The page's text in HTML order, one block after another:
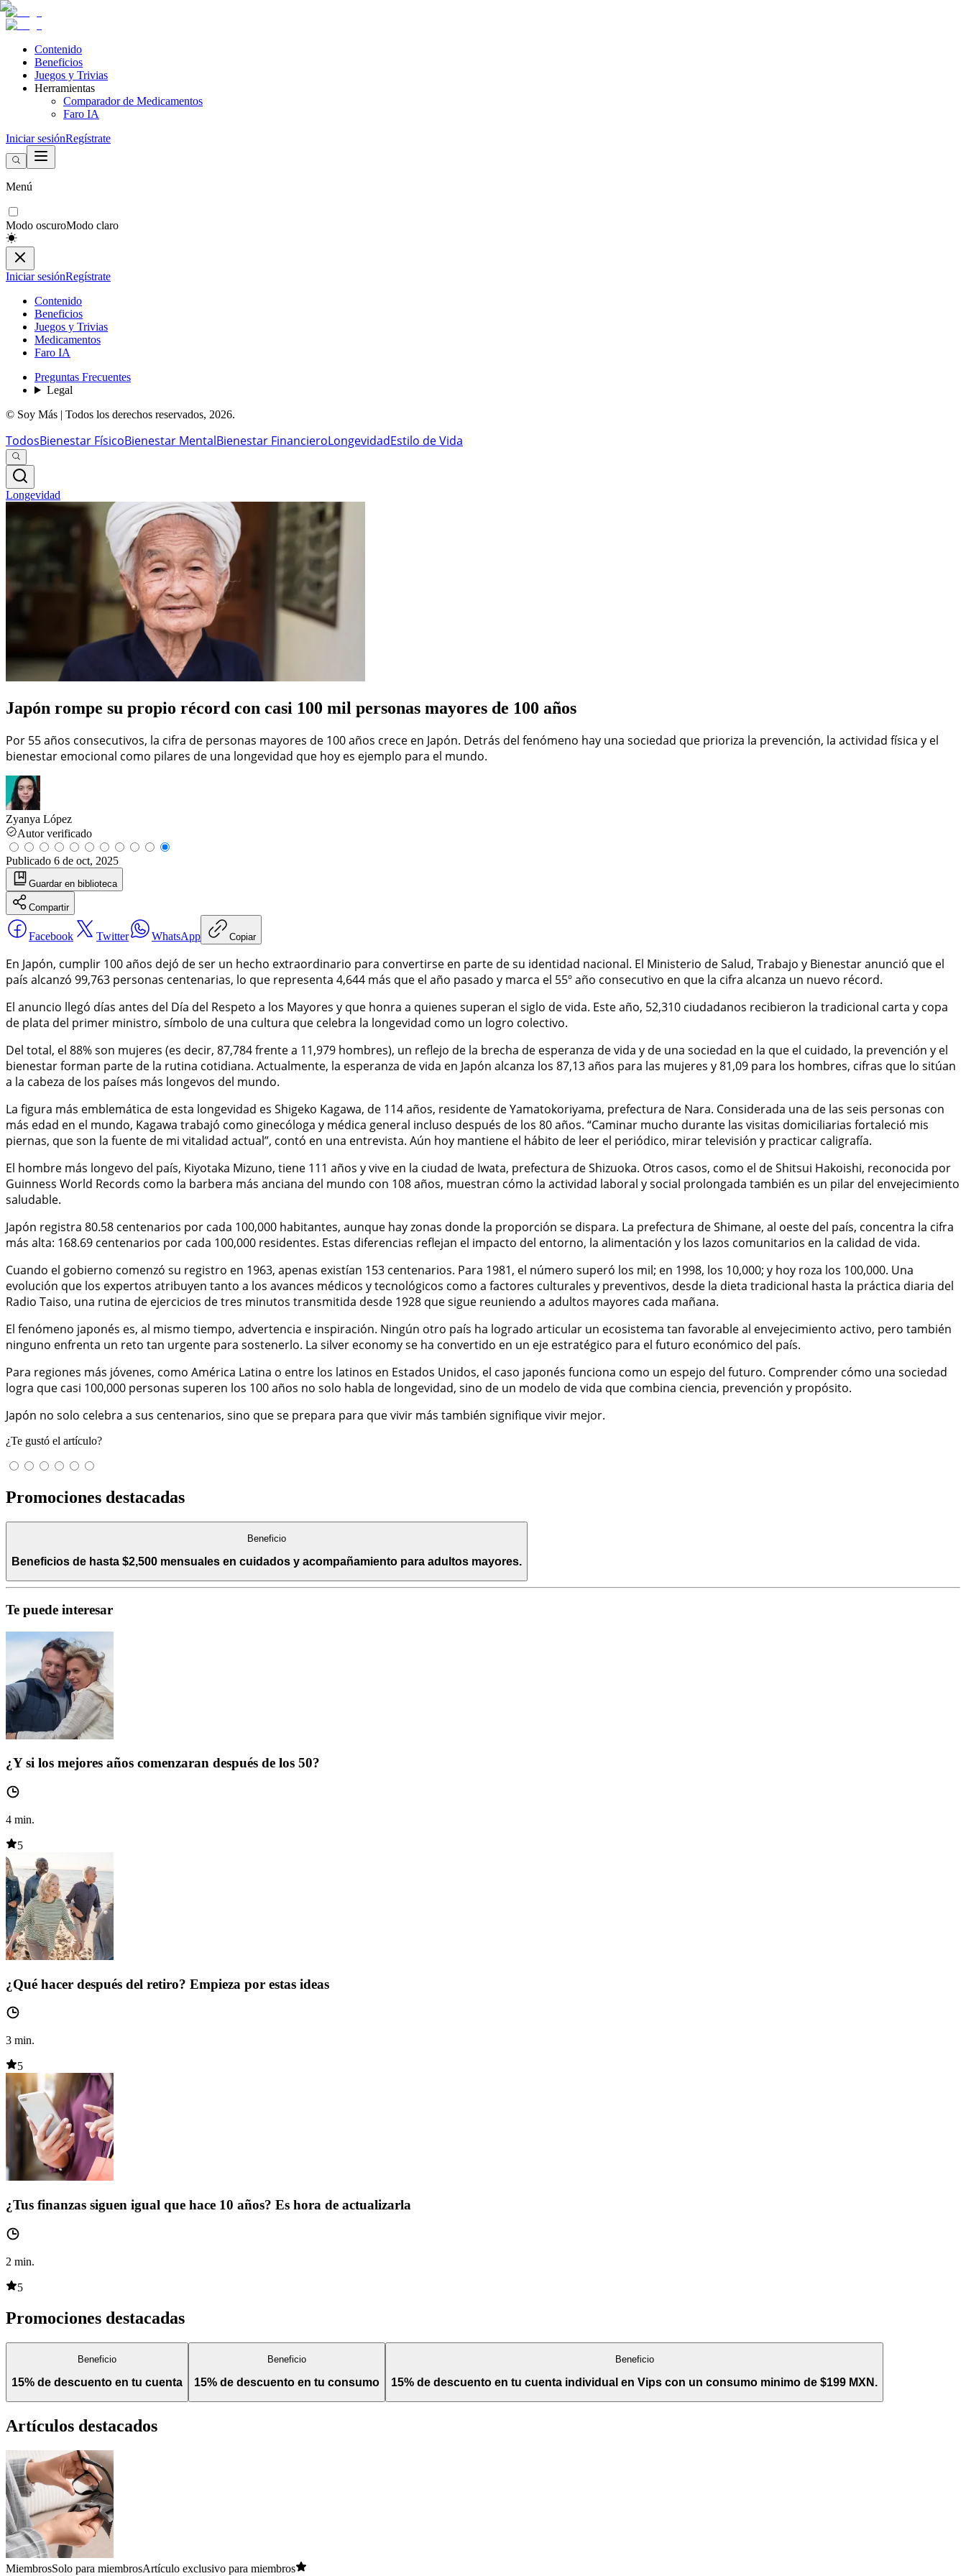
Contenido
Beneficios
Juegos y Trivias
Herramientas
Comparador de Medicamentos
Faro IA
Iniciar sesiónRegístrate
Menú
Modo oscuroModo claro
Iniciar sesiónRegístrate
Contenido
Beneficios
Juegos y Trivias
Medicamentos
Faro IA
Preguntas Frecuentes
Legal
© Soy Más | Todos los derechos reservados, 2026.
TodosBienestar FísicoBienestar MentalBienestar FinancieroLongevidadEstilo de Vida
Longevidad
Japón rompe su propio récord con casi 100 mil personas mayores de 100 años
Por 55 años consecutivos, la cifra de personas mayores de 100 años crece en Japón. Detrás del fenómeno hay una sociedad que prioriza la prevención, la actividad física y el
bienestar emocional como pilares de una longevidad que hoy es ejemplo para el mundo.
Zyanya López
Autor verificado
Publicado 6 de oct, 2025
Guardar en biblioteca
Compartir
Facebook Twitter WhatsApp Copiar
En Japón, cumplir 100 años dejó de ser un hecho extraordinario para convertirse en parte de su identidad nacional. El Ministerio de Salud, Trabajo y Bienestar anunció que el
país alcanzó 99,763 personas centenarias, lo que representa 4,644 más que el año pasado y marca el 55º año consecutivo en que la cifra alcanza un nuevo récord.
El anuncio llegó días antes del Día del Respeto a los Mayores y que honra a quienes superan el siglo de vida. Este año, 52,310 ciudadanos recibieron la tradicional carta y copa
de plata del primer ministro, símbolo de una cultura que celebra la longevidad como un logro colectivo.
Del total, el 88% son mujeres (es decir, 87,784 frente a 11,979 hombres), un reflejo de la brecha de esperanza de vida y de una sociedad en la que el cuidado, la prevención y el
bienestar forman parte de la rutina cotidiana. Actualmente, la esperanza de vida en Japón alcanza los 87,13 años para las mujeres y 81,09 para los hombres, cifras que lo sitúan
a la cabeza de los países más longevos del mundo.
La figura más emblemática de esta longevidad es Shigeko Kagawa, de 114 años, residente de Yamatokoriyama, prefectura de Nara. Considerada una de las seis personas con
más edad en el mundo, Kagawa trabajó como ginecóloga y médica general incluso después de los 80 años. “Caminar mucho durante las visitas domiciliarias fortaleció mis
piernas, que son la fuente de mi vitalidad actual”, contó en una entrevista. Aún hoy mantiene el hábito de leer el periódico, mirar televisión y practicar caligrafía.
El hombre más longevo del país, Kiyotaka Mizuno, tiene 111 años y vive en la ciudad de Iwata, prefectura de Shizuoka. Otros casos, como el de Shitsui Hakoishi, reconocida por
Guinness World Records como la barbera más anciana del mundo con 108 años, muestran cómo la actividad laboral y social prolongada también es un pilar del envejecimiento
saludable.
Japón registra 80.58 centenarios por cada 100,000 habitantes, aunque hay zonas donde la proporción se dispara. La prefectura de Shimane, al oeste del país, concentra la cifra
más alta: 168.69 centenarios por cada 100,000 residentes. Estas diferencias reflejan el impacto del entorno, la alimentación y los lazos comunitarios en la calidad de vida.
Cuando el gobierno comenzó su registro en 1963, apenas existían 153 centenarios. Para 1981, el número superó los mil; en 1998, los 10,000; y hoy roza los 100,000. Una
evolución que los expertos atribuyen tanto a los avances médicos y tecnológicos como a factores culturales y preventivos, desde la dieta tradicional hasta la práctica diaria del
Radio Taiso, una rutina de ejercicios de tres minutos transmitida desde 1928 que sigue reuniendo a adultos mayores cada mañana.
El fenómeno japonés es, al mismo tiempo, advertencia e inspiración. Ningún otro país ha logrado articular un ecosistema tan favorable al envejecimiento activo, pero también
ninguno enfrenta un reto tan urgente para sostenerlo. La silver economy se ha convertido en un eje estratégico para el futuro económico del país.
Para regiones más jóvenes, como América Latina o entre los latinos en Estados Unidos, el caso japonés funciona como un espejo del futuro. Comprender cómo una sociedad
logra que casi 100,000 personas superen los 100 años no solo habla de longevidad, sino de un modelo de vida que combina ciencia, prevención y propósito.
Japón no solo celebra a sus centenarios, sino que se prepara para que vivir más también signifique vivir mejor.
¿Te gustó el artículo?
Promociones destacadas
Beneficio
Beneficios de hasta $2,500 mensuales en cuidados y acompañamiento para adultos mayores.
Te puede interesar
¿Y si los mejores años comenzaran después de los 50?
4 min.
5
¿Qué hacer después del retiro? Empieza por estas ideas
3 min.
5
¿Tus finanzas siguen igual que hace 10 años? Es hora de actualizarla
2 min.
5
Promociones destacadas
Beneficio
15% de descuento en tu cuenta
Beneficio
15% de descuento en tu consumo
Beneficio
15% de descuento en tu cuenta individual en Vips con un consumo minimo de $199 MXN.
Artículos destacados
MiembrosSolo para miembrosArtículo exclusivo para miembros